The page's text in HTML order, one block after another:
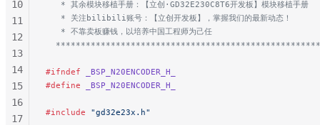
   * 其余模块移植手册：【立创·GD32E230C8T6开发板】模块移植手册
   * 关注bilibili账号：【立创开发板】，掌握我们的最新动态！
   * 不靠卖板赚钱，以培养中国工程师为己任
#ifndef _BSP_N20ENCODER_H_
#define _BSP_N20ENCODER_H_
#include "gd32e23x.h"
10
11
12
13
14
15
16
17